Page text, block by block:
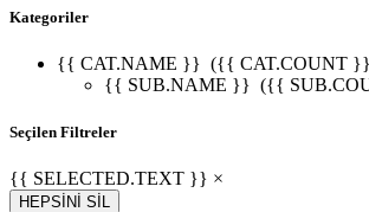
Kategoriler
{{ CAT.NAME }} ({{ CAT.COUNT
{{ SUB.NAME }} ({{
Seçilen Filtreler
{{ SELECTED.TEXT }} ×
HEPSİNİ SİL